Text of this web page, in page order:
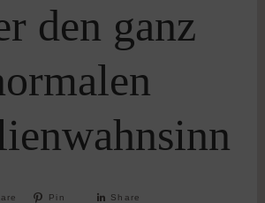
den ganz
Pin Share